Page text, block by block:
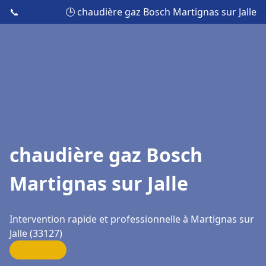
📞 🕒 chaudière gaz Bosch Martignas sur Jalle
chaudière gaz Bosch
Martignas sur Jalle
Intervention rapide et professionnelle à Martignas sur
Jalle (33127)